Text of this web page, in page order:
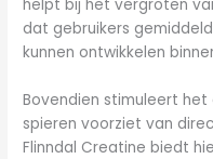
helpt bij het vergroten
dat gebruikers
kunnen ontwikkelen
Bovendien stimuleert het
spieren voorziet van
Flinndal Creatine biedt